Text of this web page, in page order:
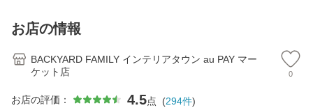
カバー 前 Keia＋
かわ
お店の情報
BACKYARD FAMILY インテリアタウン au PAY マー
ケット店
0
お店の評価： 4.5点 (294件)